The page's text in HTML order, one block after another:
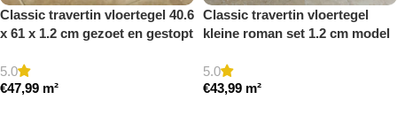
Classic travertin vloertegel 40.6
x 61 x 1.2 cm gezoet en gestopt
5.0
€47,99 m²
Classic travertin vloertegel
kleine roman set 1.2 cm model
5.0
€43,99 m²